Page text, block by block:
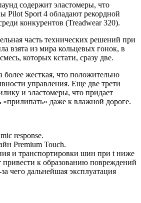
содержит эластомеры, что
Pilot Sport 4 обладают рекордной
конкурентов (Treadwear 320).
часть технических решений при
взята из мира кольцевых гонок, в
которых кстати, сразу две.
более жесткая, что положительно
управления. Еще две трети
и эластомеры, что придает
даже к влажной дороге.
response.
Premium Touch.
и транспортировки шин при t ниже
привести к образованию повреждений
чего дальнейшая эксплуатация